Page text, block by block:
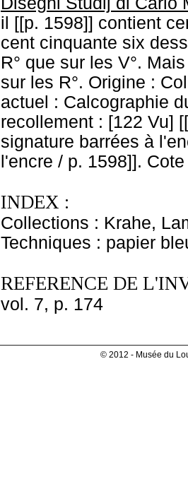
il [[p. 1598]] contient
cent cinquante six
R° que sur les V°.
sur les R°. Origine :
actuel : Calcographie
recollement : [122 Vu]
signature barrées à
l'encre / p. 1598]].
INDEX :
Collections : Krahe,
Techniques : papier
REFERENCE DE
vol. 7, p. 174
© 2012 - Musée du